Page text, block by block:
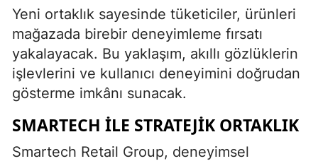
Yeni ortaklık sayesinde tüketiciler, ürünleri
mağazada birebir deneyimleme fırsatı
yakalayacak. Bu yaklaşım, akıllı gözlüklerin
işlevlerini ve kullanıcı deneyimini doğrudan
gösterme imkânı sunacak.
SMARTECH ILE STRATEJIK ORTAKLIK
Smartech Retail Group, deneyimsel